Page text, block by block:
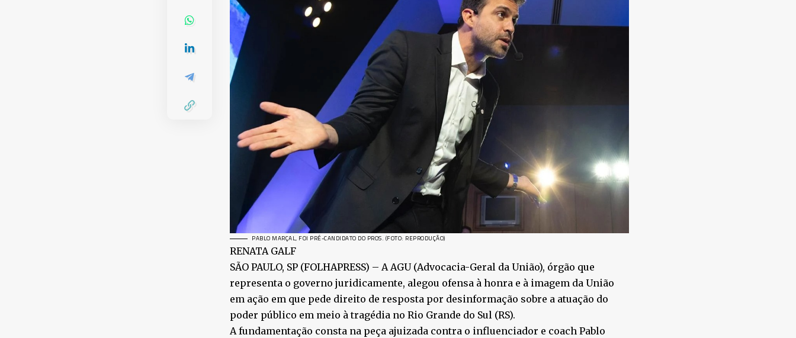
PABLO MARÇAL, FOI PRÉ-CANDIDATO DO PROS. (FOTO: REPRODUÇÃO)
RENATA GALF
SÃO PAULO, SP (FOLHAPRESS) – A AGU (Advocacia-Geral da União), órgão que
representa o governo juridicamente, alegou ofensa à honra e à imagem da União
em ação em que pede direito de resposta por desinformação sobre a atuação do
poder público em meio à tragédia no Rio Grande do Sul (RS).
A fundamentação consta na peça ajuizada contra o influenciador e coach Pablo